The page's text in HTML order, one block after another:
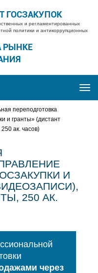
ГОСЗАКУПОК
и регламентированных
политики и антикоррупционных
РЫНКЕ
переподготовка
и гранты» (дистант
ак. часов)
И
250 АК.
через